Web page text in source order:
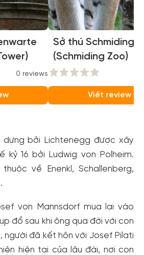
0 reviews
Sở thú Schmiding
(Schmiding Zoo)
Viết review
dựng bởi Lichtenegg được xây
kỷ 16 bởi Ludwig von Polheim.
thuộc về Enenkl, Schallenberg,
von Mannsdorf mua lại vào
đổ sau khi ông qua đời với con
người đã kết hôn với Josef Pilati
hiện tại của lâu đài, nơi con